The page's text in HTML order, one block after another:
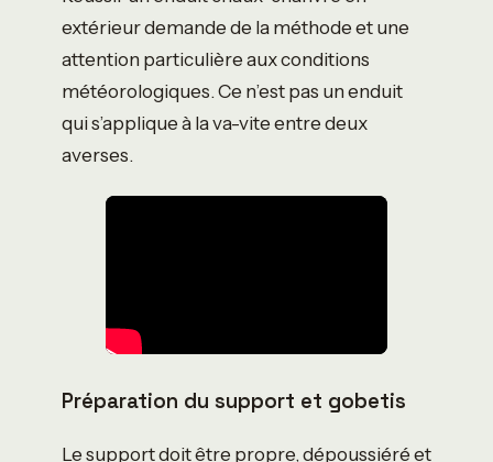
extérieur demande de la méthode et une
attention particulière aux conditions
météorologiques. Ce n’est pas un enduit
qui s’applique à la va-vite entre deux
averses.
Préparation du support et gobetis
Le support doit être propre, dépoussiéré et